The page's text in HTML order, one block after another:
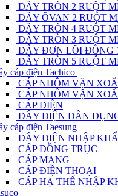
DÂY TRÒN 2 RUỘT
DÂY ÔVAN 2 RUỘT
DÂY TRÒN 4 RUỘT
DÂY TRÒN 3 RUỘT
DÂY ĐƠN LÕI ĐỒNG
DÂY TRÒN 5 RUỘT
cáp điện Tachico
CÁP NHÔM VẶN
CÁP NHÔM VẶN
CÁP ĐIỆN
DÂY ĐIỆN DÂN
cáp điện Taesung
DÂY ĐIỆN NHẬP
CÁP ĐỒNG TRỤC
CÁP MẠNG
CÁP ĐIỆN THOẠI
CÁP HẠ THẾ NHẬP